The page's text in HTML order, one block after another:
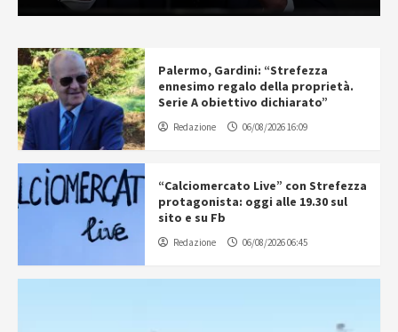
Palermo, Gardini: “Strefezza
ennesimo regalo della proprietà.
Serie A obiettivo dichiarato”
Redazione 06/08/2026 16:09
“Calciomercato Live” con Strefezza
protagonista: oggi alle 19.30 sul
sito e su Fb
Redazione 06/08/2026 06:45